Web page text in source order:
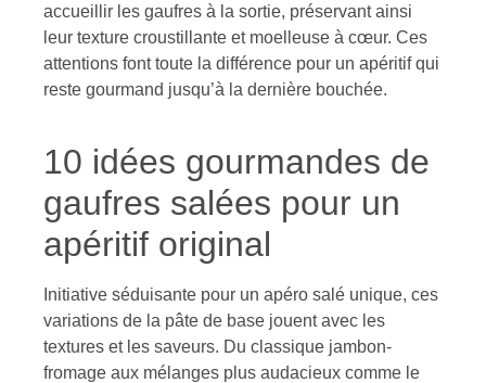
accueillir les gaufres à la sortie, préservant ainsi
leur texture croustillante et moelleuse à cœur. Ces
attentions font toute la différence pour un apéritif qui
reste gourmand jusqu’à la dernière bouchée.
10 idées gourmandes de
gaufres salées pour un
apéritif original
Initiative séduisante pour un apéro salé unique, ces
variations de la pâte de base jouent avec les
textures et les saveurs. Du classique jambon-
fromage aux mélanges plus audacieux comme le